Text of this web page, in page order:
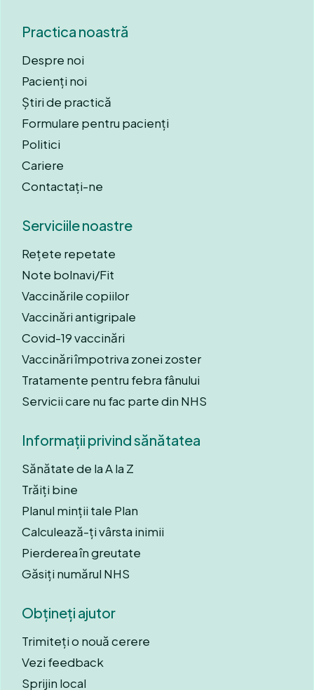
Practica noastră
Despre noi
Pacienți noi
Știri de practică
Formulare pentru pacienți
Politici
Cariere
Contactați-ne
Serviciile noastre
Rețete repetate
Note bolnavi/Fit
Vaccinările copiilor
Vaccinări antigripale
Covid-19 vaccinări
Vaccinări împotriva zonei zoster
Tratamente pentru febra fânului
Servicii care nu fac parte din NHS
Informații privind sănătatea
Sănătate de la A la Z
Trăiți bine
Planul minții tale Plan
Calculează-ți vârsta inimii
Pierderea în greutate
Găsiți numărul NHS
Obțineți ajutor
Trimiteți o nouă cerere
Vezi feedback
Sprijin local